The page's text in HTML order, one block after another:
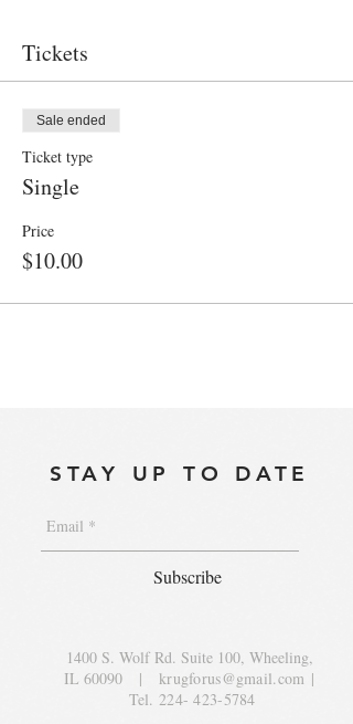
Tickets
Sale ended
Ticket type
Single
Price
$10.00
STAY UP TO DATE
Subscribe
1400 S. Wolf Rd. Suite 100, Wheeling,
IL 60090 | krugforus@gmail.com |
Tel.224- 423-5784